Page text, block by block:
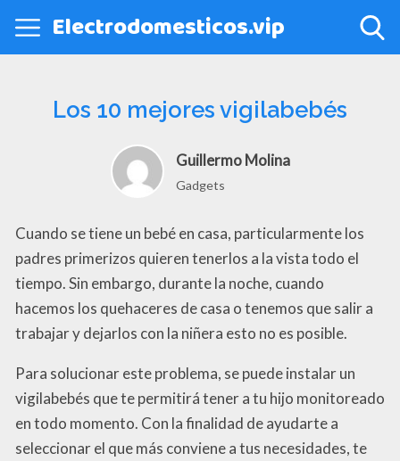
Electrodomesticos.vip
Los 10 mejores vigilabebés
Guillermo Molina
Gadgets
Cuando se tiene un bebé en casa, particularmente los
padres primerizos quieren tenerlos a la vista todo el
tiempo. Sin embargo, durante la noche, cuando
hacemos los quehaceres de casa o tenemos que salir a
trabajar y dejarlos con la niñera esto no es posible.
Para solucionar este problema, se puede instalar un
vigilabebés que te permitirá tener a tu hijo monitoreado
en todo momento. Con la finalidad de ayudarte a
seleccionar el que más conviene a tus necesidades, te